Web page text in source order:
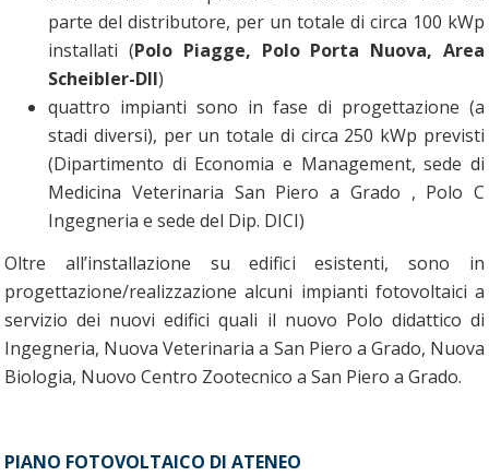
parte del distributore, per un totale di circa 100 kWp
installati (Polo Piagge, Polo Porta Nuova, Area
Scheibler-DII)
quattro impianti sono in fase di progettazione (a
stadi diversi), per un totale di circa 250 kWp previsti
(Dipartimento di Economia e Management, sede di
Medicina Veterinaria San Piero a Grado , Polo C
Ingegneria e sede del Dip. DICI)
Oltre all’installazione su edifici esistenti, sono in
progettazione/realizzazione alcuni impianti fotovoltaici a
servizio dei nuovi edifici quali il nuovo Polo didattico di
Ingegneria, Nuova Veterinaria a San Piero a Grado, Nuova
Biologia, Nuovo Centro Zootecnico a San Piero a Grado.
PIANO FOTOVOLTAICO DI ATENEO